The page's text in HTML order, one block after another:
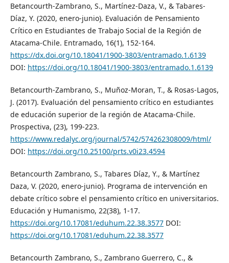
Betancourth-Zambrano, S., Martínez-Daza, V., & Tabares-
Díaz, Y. (2020, enero-junio). Evaluación de Pensamiento
Crítico en Estudiantes de Trabajo Social de la Región de
Atacama-Chile. Entramado, 16(1), 152-164.
https://dx.doi.org/10.18041/1900-3803/entramado.1.6139
DOI: https://doi.org/10.18041/1900-3803/entramado.1.6139
Betancourth-Zambrano, S., Muñoz-Moran, T., & Rosas-Lagos,
J. (2017). Evaluación del pensamiento crítico en estudiantes
de educación superior de la región de Atacama-Chile.
Prospectiva, (23), 199-223.
https://www.redalyc.org/journal/5742/574262308009/html/
DOI: https://doi.org/10.25100/prts.v0i23.4594
Betancourth Zambrano, S., Tabares Díaz, Y., & Martínez
Daza, V. (2020, enero-junio). Programa de intervención en
debate crítico sobre el pensamiento crítico en universitarios.
Educación y Humanismo, 22(38), 1-17.
https://doi.org/10.17081/eduhum.22.38.3577DOI:
https://doi.org/10.17081/eduhum.22.38.3577
Betancourth Zambrano, S., Zambrano Guerrero, C., &